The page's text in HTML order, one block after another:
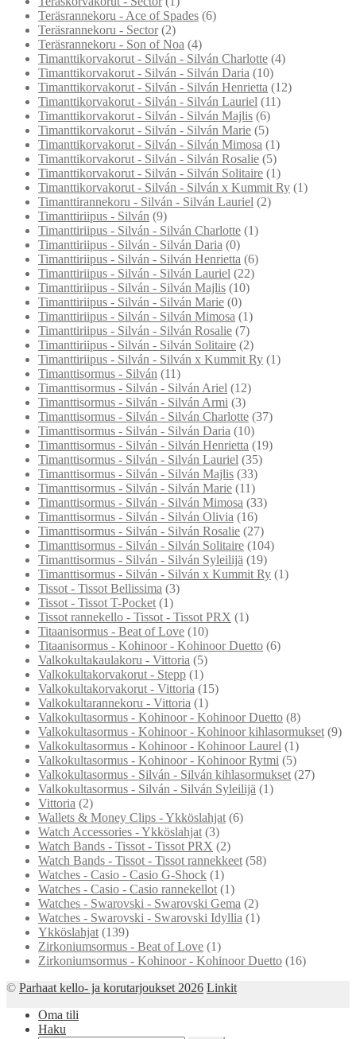
Teräsrannekoru - Ace of Spades (6)
Teräsrannekoru - Sector (2)
Teräsrannekoru - Son of Noa (4)
Timanttikorvakorut - Silván - Silván Charlotte (4)
Timanttikorvakorut - Silván - Silván Daria (10)
Timanttikorvakorut - Silván - Silván Henrietta (12)
Timanttikorvakorut - Silván - Silván Lauriel (11)
Timanttikorvakorut - Silván - Silván Majlis (6)
Timanttikorvakorut - Silván - Silván Marie (5)
Timanttikorvakorut - Silván - Silván Mimosa (1)
Timanttikorvakorut - Silván - Silván Rosalie (5)
Timanttikorvakorut - Silván - Silván Solitaire (1)
Timanttikorvakorut - Silván - Silván x Kummit Ry (1)
Timanttirannekoru - Silván - Silván Lauriel (2)
Timanttiriipus - Silván (9)
Timanttiriipus - Silván - Silván Charlotte (1)
Timanttiriipus - Silván - Silván Daria (0)
Timanttiriipus - Silván - Silván Henrietta (6)
Timanttiriipus - Silván - Silván Lauriel (22)
Timanttiriipus - Silván - Silván Majlis (10)
Timanttiriipus - Silván - Silván Marie (0)
Timanttiriipus - Silván - Silván Mimosa (1)
Timanttiriipus - Silván - Silván Rosalie (7)
Timanttiriipus - Silván - Silván Solitaire (2)
Timanttiriipus - Silván - Silván x Kummit Ry (1)
Timanttisormus - Silván (11)
Timanttisormus - Silván - Silván Ariel (12)
Timanttisormus - Silván - Silván Armi (3)
Timanttisormus - Silván - Silván Charlotte (37)
Timanttisormus - Silván - Silván Daria (10)
Timanttisormus - Silván - Silván Henrietta (19)
Timanttisormus - Silván - Silván Lauriel (35)
Timanttisormus - Silván - Silván Majlis (33)
Timanttisormus - Silván - Silván Marie (11)
Timanttisormus - Silván - Silván Mimosa (33)
Timanttisormus - Silván - Silván Olivia (16)
Timanttisormus - Silván - Silván Rosalie (27)
Timanttisormus - Silván - Silván Solitaire (104)
Timanttisormus - Silván - Silván Syleilijä (19)
Timanttisormus - Silván - Silván x Kummit Ry (1)
Tissot - Tissot Bellissima (3)
Tissot - Tissot T-Pocket (1)
Tissot rannekello - Tissot - Tissot PRX (1)
Titaanisormus - Beat of Love (10)
Titaanisormus - Kohinoor - Kohinoor Duetto (6)
Valkokultakaulakoru - Vittoria (5)
Valkokultakorvakorut - Stepp (1)
Valkokultakorvakorut - Vittoria (15)
Valkokultarannekoru - Vittoria (1)
Valkokultasormus - Kohinoor - Kohinoor Duetto (8)
Valkokultasormus - Kohinoor - Kohinoor kihlasormukset (9)
Valkokultasormus - Kohinoor - Kohinoor Laurel (1)
Valkokultasormus - Kohinoor - Kohinoor Rytmi (5)
Valkokultasormus - Silván - Silván kihlasormukset (27)
Valkokultasormus - Silván - Silván Syleilijä (1)
Vittoria (2)
Wallets & Money Clips - Ykköslahjat (6)
Watch Accessories - Ykköslahjat (3)
Watch Bands - Tissot - Tissot PRX (2)
Watch Bands - Tissot - Tissot rannekkeet (58)
Watches - Casio - Casio G-Shock (1)
Watches - Casio - Casio rannekellot (1)
Watches - Swarovski - Swarovski Gema (2)
Watches - Swarovski - Swarovski Idyllia (1)
Ykköslahjat (139)
Zirkoniumsormus - Beat of Love (1)
Zirkoniumsormus - Kohinoor - Kohinoor Duetto (16)
© Parhaat kello- ja korutarjoukset 2026 Linkit
Oma tili
Haku